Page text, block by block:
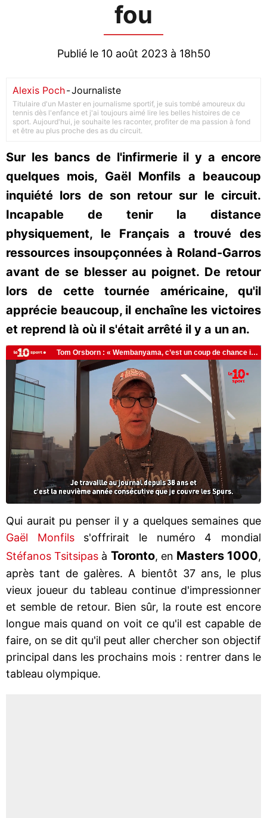
fou
Publié le 10 août 2023 à 18h50
Alexis Poch-Journaliste
Titulaire d'un Master en journalisme sportif, je suis tombé amoureux du
tennis dès l'enfance et j'ai toujours aimé lire les belles histoires de ce
sport. Aujourd'hui, je souhaite les raconter, profiter de ma passion à fond
et être au plus proche des as du circuit.
Sur les bancs de l'infirmerie il y a encore
quelques mois, Gaël Monfils a beaucoup
inquiété lors de son retour sur le circuit.
Incapable de tenir la distance
physiquement, le Français a trouvé des
ressources insoupçonnées à Roland-Garros
avant de se blesser au poignet. De retour
lors de cette tournée américaine, qu'il
apprécie beaucoup, il enchaîne les victoires
et reprend là où il s'était arrêté il y a un an.
Qui aurait pu penser il y a quelques semaines que
Gaël Monfilss'offrirait le numéro 4 mondial
Stéfanos Tsitsipas à Toronto, en Masters 1000,
après tant de galères. A bientôt 37 ans, le plus
vieux joueur du tableau continue d'impressionner
et semble de retour. Bien sûr, la route est encore
longue mais quand on voit ce qu'il est capable de
faire, on se dit qu'il peut aller chercher son objectif
principal dans les prochains mois : rentrer dans le
tableau olympique.